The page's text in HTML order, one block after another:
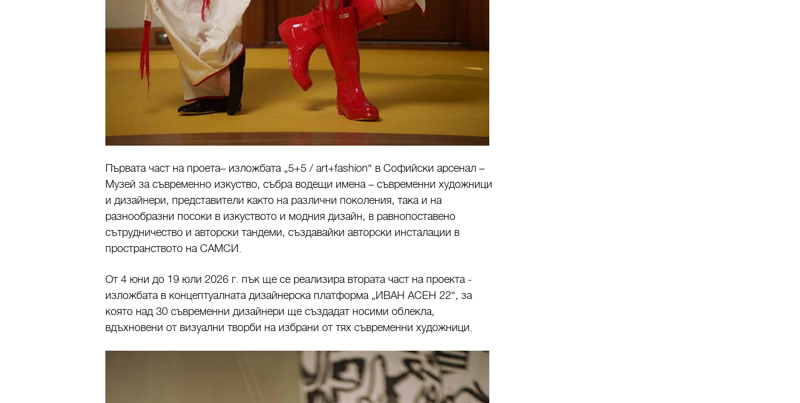
Първата част на проета– изложбата „5+5 / art+fashion“ в Софийски арсенал –
Музей за съвременно изкуство, събра водещи имена – съвременни художници
и дизайнери, представители както на различни поколения, така и на
разнообразни посоки в изкуството и модния дизайн, в равнопоставено
сътрудничество и авторски тандеми, създавайки авторски инсталации в
пространството на САМСИ.
От 4 юни до 19 юли 2026 г. пък ще се реализира втората част на проекта -
изложбата в концептуалната дизайнерска платформа „ИВАН АСЕН 22“, за
която над 30 съвременни дизайнери ще създадат носими облекла,
вдъхновени от визуални творби на избрани от тях съвременни художници.